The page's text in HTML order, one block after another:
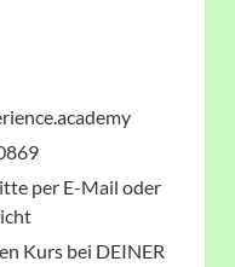
per E-Mail oder
Kurs bei DEINER